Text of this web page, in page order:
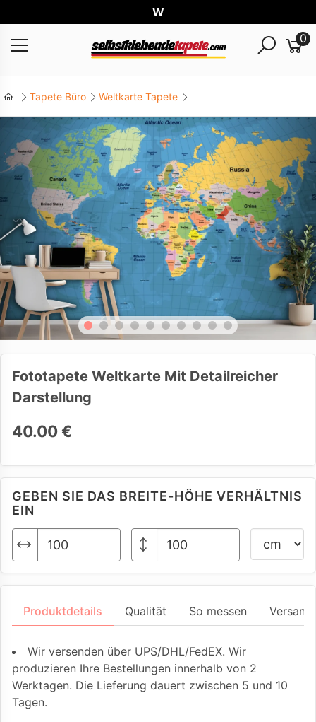
Weltw
0
Tapete Büro Weltkarte Tapete
Fototapete Weltkarte Mit Detailreicher
Darstellung
40.00 €
GEBEN SIE DAS BREITE-HÖHE VERHÄLTNIS
EIN
Produktdetails Qualität So messen
Wir versenden über UPS/DHL/FedEX. Wir
produzieren Ihre Bestellungen innerhalb von 2
Werktagen. Die Lieferung dauert zwischen 5 und 10
Tagen.